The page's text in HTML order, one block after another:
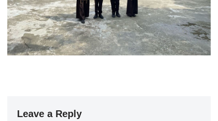
Leave a Reply